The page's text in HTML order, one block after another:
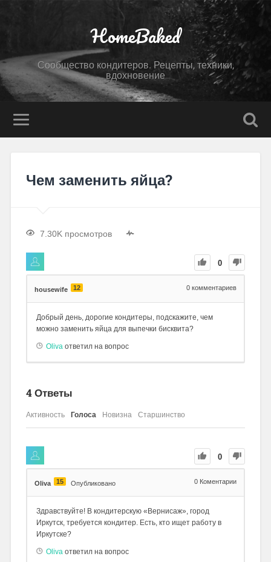
HomeBaked
Сообщество кондитеров. Рецепты, техники,
вдохновение
Чем заменить яйца?
7.30K просмотров
0
housewife 12 0 комментариев
Добрый день, дорогие кондитеры, подскажите, чем
можно заменить яйца для выпечки бисквита?
Olivaответил на вопрос
4Ответы
Активность Голоса Новизна Старшинство
0
Oliva 15 Опубликовано 0 Коментарии
Здравствуйте! В кондитерскую «Вернисаж», город
Иркутск, требуется кондитер. Есть, кто ищет работу в
Иркутске?
Olivaответил на вопрос